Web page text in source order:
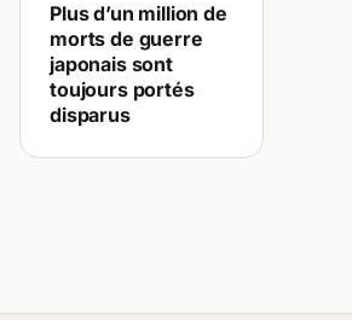
Plus d’un million de
morts de guerre
japonais sont
toujours portés
disparus